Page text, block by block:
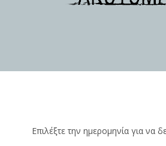
Επιλέξτε την ημερομηνία για να